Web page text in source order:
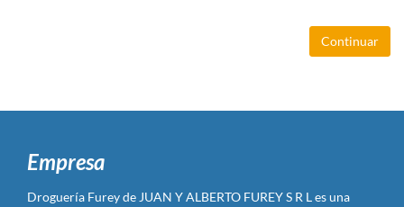
Continuar
Empresa
Droguería Furey de JUAN Y ALBERTO FUREY S R L es una